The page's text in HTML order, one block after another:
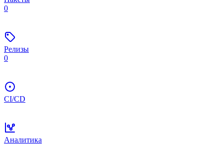
0
Релизы
0
CI/CD
Аналитика